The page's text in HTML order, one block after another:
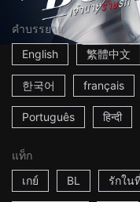
คำบรรยาย
English
繁體中文
한국어 français
Português हिन्दी
แท็ก
เกย์
BL รักใน